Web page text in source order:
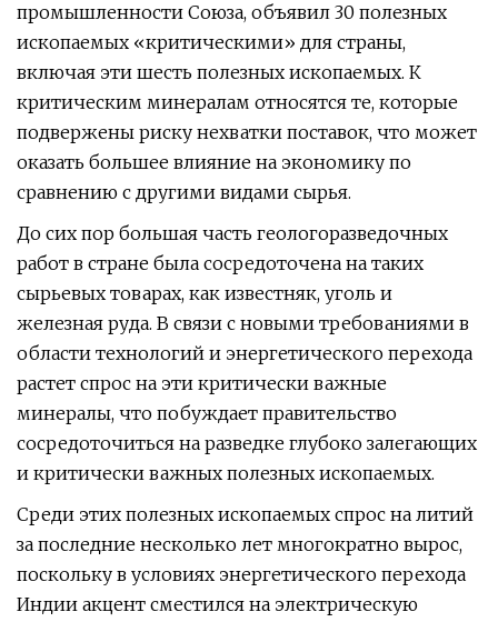
промышленности Союза, объявил 30 полезных
ископаемых «критическими» для страны,
включая эти шесть полезных ископаемых. К
критическим минералам относятся те, которые
подвержены риску нехватки поставок, что может
оказать большее влияние на экономику по
сравнению с другими видами сырья.
До сих пор большая часть геологоразведочных
работ в стране была сосредоточена на таких
сырьевых товарах, как известняк, уголь и
железная руда. В связи с новыми требованиями в
области технологий и энергетического перехода
растет спрос на эти критически важные
минералы, что побуждает правительство
сосредоточиться на разведке глубоко залегающих
и критически важных полезных ископаемых.
Среди этих полезных ископаемых спрос на литий
за последние несколько лет многократно вырос,
поскольку в условиях энергетического перехода
Индии акцент сместился на электрическую